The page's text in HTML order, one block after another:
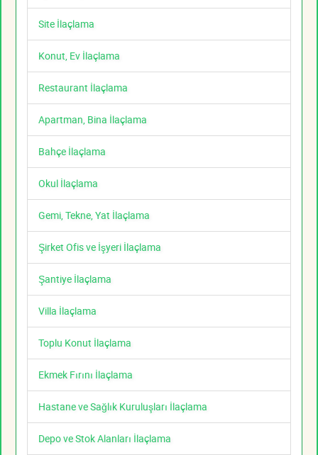
Site İlaçlama
Konut, Ev İlaçlama
Restaurant İlaçlama
Apartman, Bina İlaçlama
Bahçe İlaçlama
Okul İlaçlama
Gemi, Tekne, Yat İlaçlama
Şirket Ofis ve İşyeri İlaçlama
Şantiye İlaçlama
Villa İlaçlama
Toplu Konut İlaçlama
Ekmek Fırını İlaçlama
Hastane ve Sağlık Kuruluşları İlaçlama
Depo ve Stok Alanları İlaçlama